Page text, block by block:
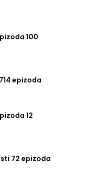
100
epizoda
12
72 epizoda